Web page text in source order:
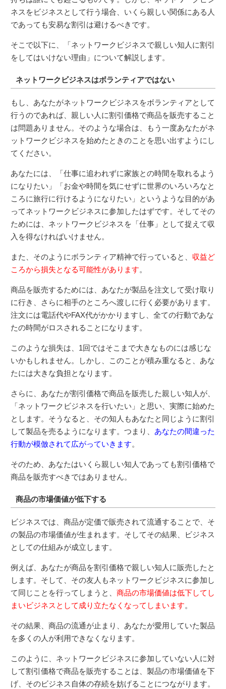
ネスをビジネスとして行う場合、いくら親しい関係にある人
であっても安易な割引は避けるべきです。
そこで以下に、「ネットワークビジネスで親しい知人に割引
をしてはいけない理由」について解説します。
ネットワークビジネスはボランティアではない
もし、あなたがネットワークビジネスをボランティアとして
行うのであれば、親しい人に割引価格で商品を販売すること
は問題ありません。そのような場合は、もう一度あなたがネ
ットワークビジネスを始めたときのことを思い出すようにし
てください。
あなたには、「仕事に追われずに家族との時間を取れるよう
になりたい」「お金や時間を気にせずに世界のいろいろなと
ころに旅行に行けるようになりたい」というような目的があ
ってネットワークビジネスに参加したはずです。そしてその
ためには、ネットワークビジネスを「仕事」として捉えて収
入を得なければいけません。
また、そのようにボランティア精神で行っていると、 収益ど
ころから損失となる可能性があります。
商品を販売するためには、あなたが製品を注文して受け取り
に行き、さらに相手のところへ渡しに行く必要があります。
注文には電話代やFAX代がかかりますし、全ての行動であな
たの時間がロスされることになります。
このような損失は、1回ではそこまで大きなものには感じな
いかもしれません。しかし、このことが積み重なると、あな
たには大きな負担となります。
さらに、あなたが割引価格で商品を販売した親しい知人が、
「ネットワークビジネスを行いたい」と思い、実際に始めた
とします。そうなると、その知人もあなたと同じように割引
して製品を売るようになります。つまり、 あなたの間違った
行動が模倣されて広がっていきます。
そのため、あなたはいくら親しい知人であっても割引価格で
商品を販売すべきではありません。
商品の市場価値が低下する
ビジネスでは、商品が定価で販売されて流通することで、そ
の製品の市場価値が生まれます。そしてその結果、ビジネス
としての仕組みが成立します。
例えば、あなたが商品を割引価格で親しい知人に販売したと
します。そして、その友人もネットワークビジネスに参加し
て同じことを行ってしまうと、商品の市場価値は低下してし
まいビジネスとして成り立たなくなってしまいます。
その結果、商品の流通が止まり、あなたが愛用していた製品
を多くの人が利用できなくなります。
このように、ネットワークビジネスに参加していない人に対
して割引価格で商品を販売することは、製品の市場価値を下
げ、そのビジネス自体の存続を妨げることにつながります。